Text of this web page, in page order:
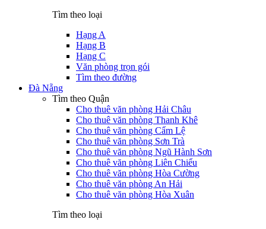
Tìm theo loại
Hạng A
Hạng B
Hạng C
Văn phòng trọn gói
Tìm theo đường
Đà Nẵng
Tìm theo Quận
Cho thuê văn phòng Hải Châu
Cho thuê văn phòng Thanh Khê
Cho thuê văn phòng Cẩm Lệ
Cho thuê văn phòng Sơn Trà
Cho thuê văn phòng Ngũ Hành Sơn
Cho thuê văn phòng Liên Chiểu
Cho thuê văn phòng Hòa Cường
Cho thuê văn phòng An Hải
Cho thuê văn phòng Hòa Xuân
Tìm theo loại